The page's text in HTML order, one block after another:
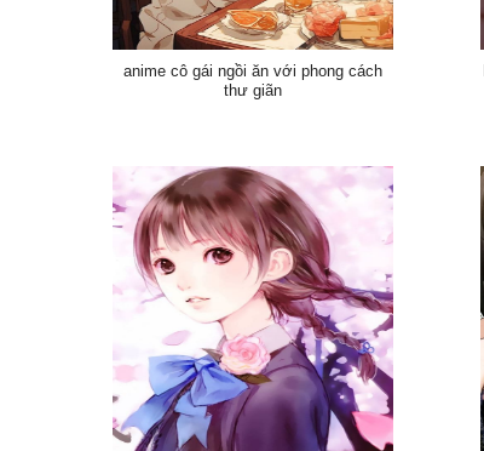
anime cô gái ngồi ăn với phong cách
thư giãn